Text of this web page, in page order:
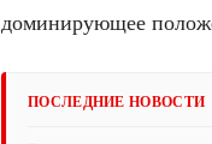
доминирующее
ПОСЛЕДНИЕ НОВОСТИ